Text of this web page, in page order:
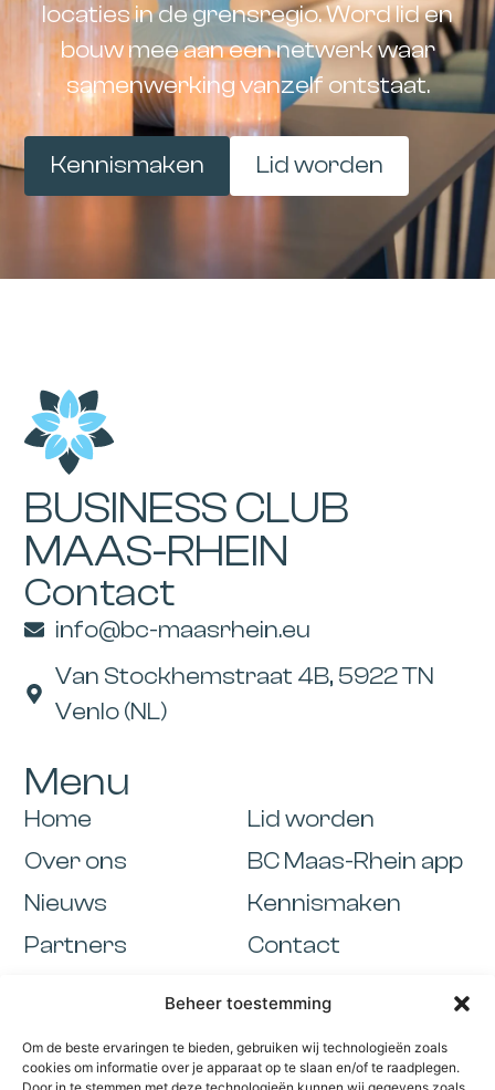
Beheer toestemming
Om de beste ervaringen te bieden, gebruiken wij technologieën zoals
cookies om informatie over je apparaat op te slaan en/of te raadplegen.
locaties in de grensregio. Word lid en
bouw mee aan een netwerk waar
samenwerking vanzelf ontstaat.
Kennismaken Lid worden
BUSINESS CLUB
MAAS-RHEIN
Contact
info@bc-maasrhein.eu
Van Stockhemstraat 4B, 5922 TN
Venlo (NL)
Menu
Home
Over ons
Nieuws
Partners
Lid worden
BC Maas-Rhein app
Kennismaken
Contact
Informatie
Cookiebeleid